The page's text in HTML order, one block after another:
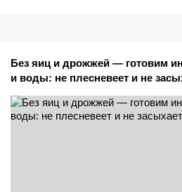
Без яиц и дрожжей — готовим
и воды: не плесневеет и не